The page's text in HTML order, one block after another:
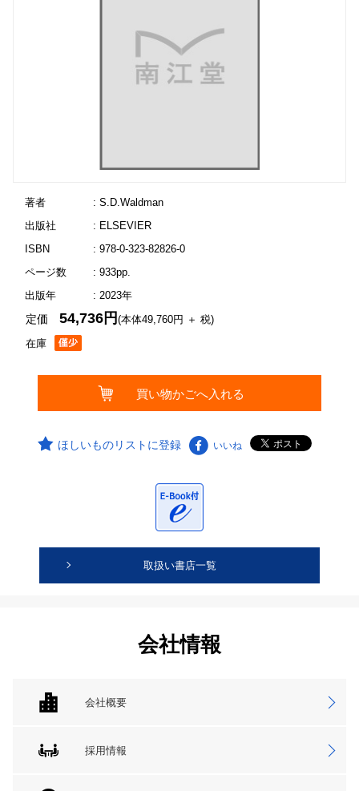
著者
: S.D.Waldman
出版社
: ELSEVIER
ISBN
: 978-0-323-82826-0
ページ数
: 933pp.
出版年
: 2023年
在庫
定価54,736円(本体49,760円 ＋ 税)
ほしいものリストに登録 いいね
取扱い書店一覧
会社情報
会社概要
採用情報